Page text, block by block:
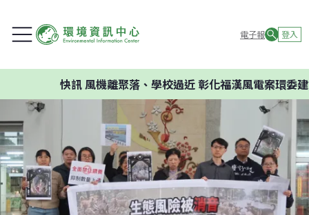
電子報 登入
風機離聚落、學校過近 彰化福漢風電案環委建議不